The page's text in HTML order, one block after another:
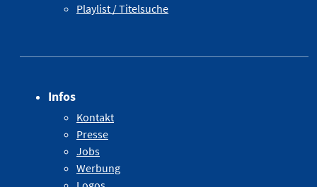
Playlist / Titelsuche
Infos
Kontakt
Presse
Jobs
Werbung